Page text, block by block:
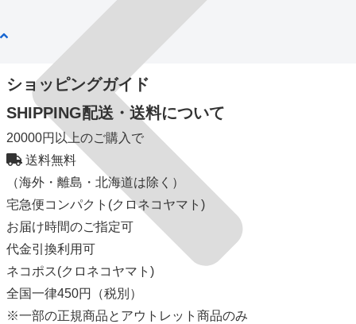
ショッピングガイド
SHIPPING配送・送料について
20000円以上のご購入で
送料無料
（海外・離島・北海道は除く）
宅急便コンパクト(クロネコヤマト)
お届け時間のご指定可
代金引換利用可
ネコポス(クロネコヤマト)
全国一律450円（税別）
※一部の正規商品とアウトレット商品のみ